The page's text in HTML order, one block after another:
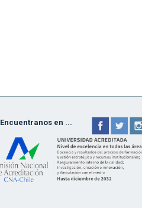
Encuentranos en ...